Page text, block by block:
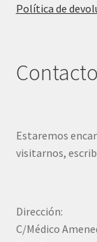
Política de
Contacto
Estaremos
visitarnos,
Dirección:
C/Médico